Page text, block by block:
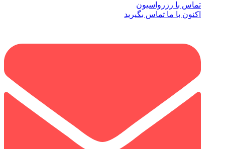
تماس با رزرواسیون
اکنون با ما تماس بگیرید